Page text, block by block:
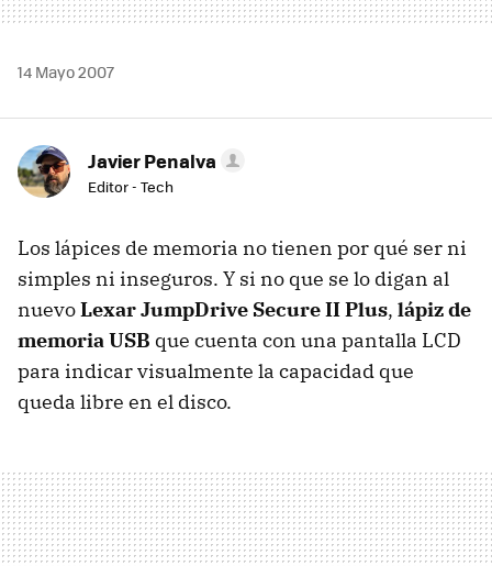
14 Mayo 2007
Javier Penalva
Editor - Tech
Los lápices de memoria no tienen por qué ser ni
simples ni inseguros. Y si no que se lo digan al
nuevoLexar JumpDrive Secure II Plus, lápiz de
memoria USB que cuenta con una pantalla LCD
para indicar visualmente la capacidad que
queda libre en el disco.